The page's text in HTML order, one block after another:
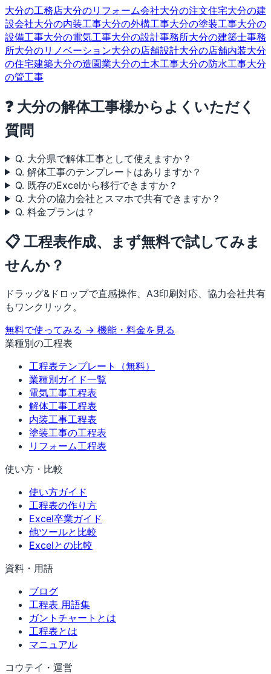
大分の工務店大分のリフォーム会社大分の注文住宅大分の建
設会社大分の内装工事大分の外構工事大分の塗装工事大分の
設備工事大分の電気工事大分の設計事務所大分の建築士事務
所大分のリノベーション大分の店舗設計大分の店舗内装大分
の住宅建築大分の造園業大分の土木工事大分の防水工事大分
の管工事
❓ 大分の解体工事様からよくいただく
質問
Q. 大分県で解体工事として使えますか？
Q. 解体工事のテンプレートはありますか？
Q. 既存のExcelから移行できますか？
Q. 大分の協力会社とスマホで共有できますか？
Q. 料金プランは？
📋 工程表作成、まず無料で試してみま
せんか？
ドラッグ&ドロップで直感操作、A3印刷対応、協力会社共有
もワンクリック。
無料で使ってみる → 機能・料金を見る
業種別の工程表
工程表テンプレート（無料）
業種別ガイド一覧
電気工事工程表
解体工事工程表
内装工事工程表
塗装工事の工程表
リフォーム工程表
使い方・比較
使い方ガイド
工程表の作り方
Excel卒業ガイド
他ツールと比較
Excelとの比較
資料・用語
ブログ
工程表 用語集
ガントチャートとは
工程表とは
マニュアル
コウテイ・運営